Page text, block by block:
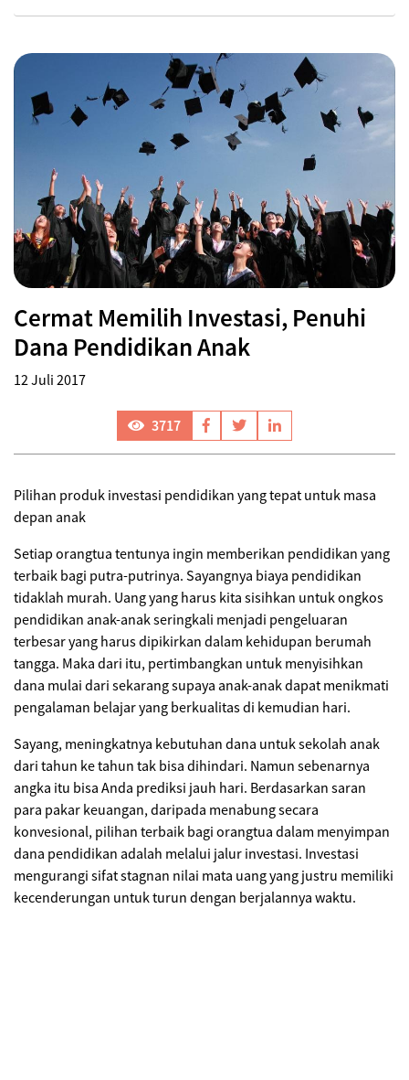
Cermat Memilih Investasi, Penuhi
Dana Pendidikan Anak
12 Juli 2017
3717
Pilihan produk investasi pendidikan yang tepat untuk masa
depan anak
Setiap orangtua tentunya ingin memberikan pendidikan yang
terbaik bagi putra-putrinya. Sayangnya biaya pendidikan
tidaklah murah. Uang yang harus kita sisihkan untuk ongkos
pendidikan anak-anak seringkali menjadi pengeluaran
terbesar yang harus dipikirkan dalam kehidupan berumah
tangga. Maka dari itu, pertimbangkan untuk menyisihkan
dana mulai dari sekarang supaya anak-anak dapat menikmati
pengalaman belajar yang berkualitas di kemudian hari.
Sayang, meningkatnya kebutuhan dana untuk sekolah anak
dari tahun ke tahun tak bisa dihindari. Namun sebenarnya
angka itu bisa Anda prediksi jauh hari. Berdasarkan saran
para pakar keuangan, daripada menabung secara
konvesional, pilihan terbaik bagi orangtua dalam menyimpan
dana pendidikan adalah melalui jalur investasi. Investasi
mengurangi sifat stagnan nilai mata uang yang justru memiliki
kecenderungan untuk turun dengan berjalannya waktu.